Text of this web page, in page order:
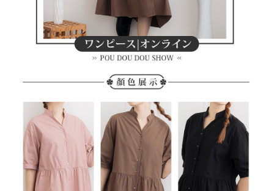
2.基於同意付款使用「大哥付你分期」之契約關係目的，商店將以您的個人
資料（包含姓名、電話或地址）提供予台灣大哥大進項蒐集、處理及利用，
由本公司與您本人進行分期帳單所需資料之確認、核對及更正。
3.完整用戶服務條款，請詳閱以下連結：https://oppay.tw/userRule
※ 交易是否成功請以「AFTEE先享後付 」之結帳頁面顯示為準，若有關於
是否繳費成功／繳費後需取消欲退款等相關疑問，請聯繫「AFTEE先享後付
客戶支援中心」https://netprotections.freshdesk.com/support/home
易，需依本服務之必要範圍內提供個人資料，並將交易相關給付款項請求債
權轉讓予恩沛科技股份有限公司。
https://aftee.tw/terms/#terms3
３．未成年的使用者請事先徵得法定代理人或監護人之同意方可使用
「AFTEE先享後付」，若未經同意申辦者引起之損失，本公司不負相關責
４．使用「AFTEE先享後付」時，將依據個別帳號之用戶狀況，依本公司即
時審查核予不同之上限額度；若仍有額度不足之情形，本公司將視審查結果
請求用戶進行身份認證。
５．嚴禁一人註冊多個帳號或使用他人資訊註冊。若發現惡意使用之情形，
每筆NT$80，滿NT$2,000(含以上)免運費
每筆NT$80，滿NT$2,000(含以上)免運費
宅配
每筆NT$80，滿NT$2,000(含以上)免運費
離島宅配
每筆NT$280，滿NT$2,000(含以上)免運費